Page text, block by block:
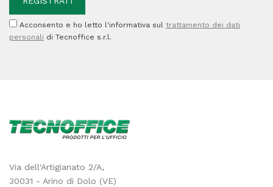
Acconsento e ho letto l'informativa sul trattamento dei dati
personali di Tecnoffice s.r.l.
Via dell'Artigianato 2/A,
30031 - Arino di Dolo (VE)